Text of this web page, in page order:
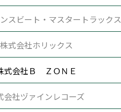
スビート・マスタートラックス
株式会社ホリックス
式会社Ｂ ＺＯＮＥ
会社ヅァインレコーズ